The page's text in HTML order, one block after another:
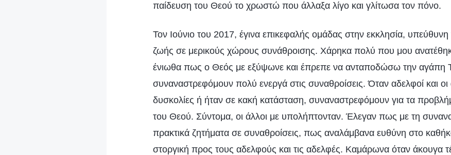
παίδευση του Θεού το χρωστώ που άλλαξα λίγο και γλίτωσα τον πόνο.
Τον Ιούνιο του 2017, έγινα επικεφαλής ομάδας στην εκκλησία, υπεύθυνη
ζωής σε μερικούς χώρους συνάθροισης. Χάρηκα πολύ που μου
ένιωθα πως ο Θεός με εξύψωνε και έπρεπε να ανταποδώσω την αγάπη
συναναστρεφόμουν πολύ ενεργά στις συναθροίσεις. Όταν αδελφοί και οι
δυσκολίες ή ήταν σε κακή κατάσταση, συναναστρεφόμουν για τα
του Θεού. Σύντομα, οι άλλοι με υπολήπτονταν. Έλεγαν πως με τη
πρακτικά ζητήματα σε συναθροίσεις, πως αναλάμβανα ευθύνη στο
στοργική προς τους αδελφούς και τις αδελφές. Καμάρωνα όταν άκουγα